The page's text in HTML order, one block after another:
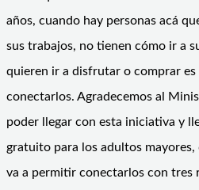
años, cuando hay personas acá
sus trabajos, no tienen cómo ir a
quieren ir a disfrutar o comprar
conectarlos. Agradecemos al
poder llegar con esta iniciativa y
gratuito para los adultos
va a permitir conectarlos con tres